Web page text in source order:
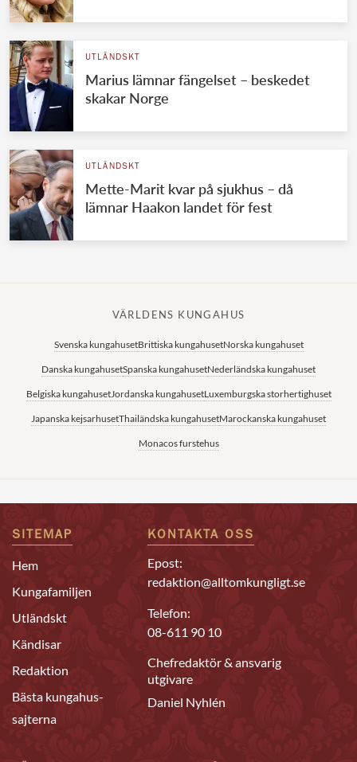
UTLÄNDSKT
Marius lämnar fängelset – beskedet
skakar Norge
UTLÄNDSKT
Mette-Marit kvar på sjukhus – då
lämnar Haakon landet för fest
VÄRLDENS KUNGAHUS
Svenska kungahusetBrittiska kungahusetNorska kungahuset
Danska kungahusetSpanska kungahusetNederländska kungahuset
Belgiska kungahusetJordanska kungahusetLuxemburgska storhertighuset
Japanska kejsarhusetThailändska kungahusetMarockanska kungahuset
Monacos furstehus
SITEMAP
Hem
Kungafamiljen
Utländskt
Kändisar
Redaktion
Bästa kungahus-
sajterna
KONTAKTA OSS
Epost:
redaktion@alltomkungligt.se
Telefon:
08-611 90 10
Chefredaktör & ansvarig
utgivare
Daniel Nyhlén